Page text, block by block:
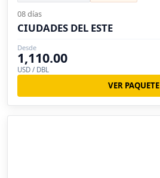
08 días
CIUDADES DEL ESTE
Desde
1,110.00
USD / DBL
VER PAQUETE